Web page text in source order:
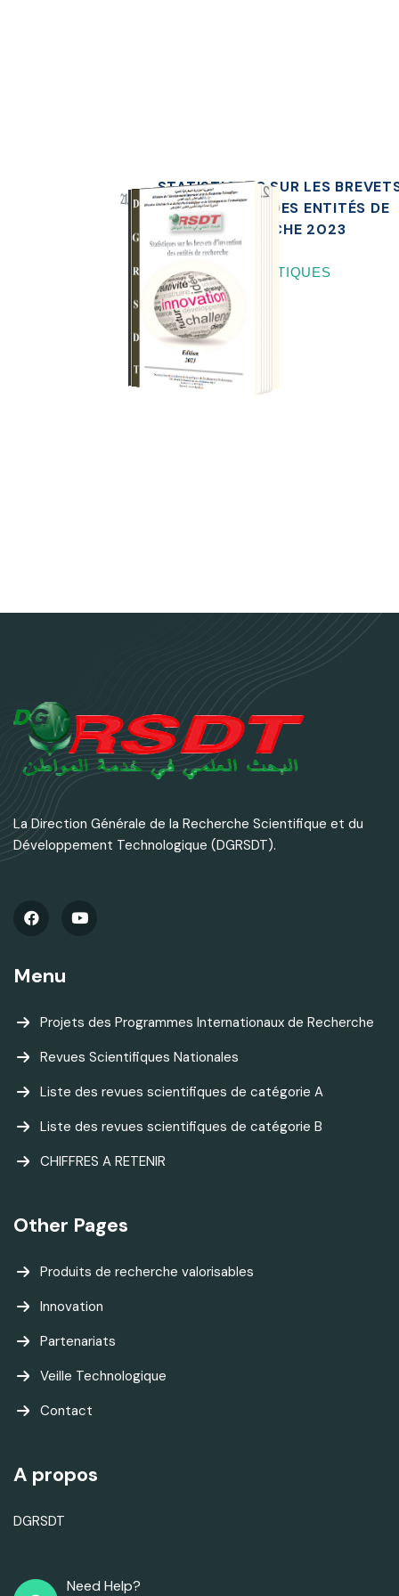
TÉLÉCHARGER
STATISTIQUES SUR LES
D'INVENTION DES ENTITÉS DE
RECHERCHE 2023
STATISTIQUES
La Direction Générale de la Recherche Scientifique et du
Développement Technologique (DGRSDT).
Menu
Projets des Programmes Internationaux de Recherche
Revues Scientifiques Nationales
Liste des revues scientifiques de catégorie A
Liste des revues scientifiques de catégorie B
CHIFFRES A RETENIR
Other Pages
Produits de recherche valorisables
Innovation
Partenariats
Veille Technologique
Contact
A propos
DGRSDT
Need Help?